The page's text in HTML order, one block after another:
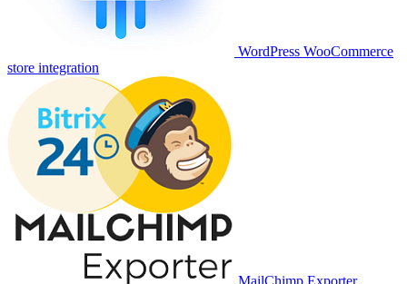
WordPress WooCommerce
store integration
MailChimp Exporter